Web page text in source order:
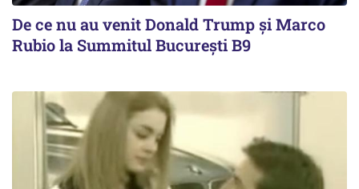
De ce nu au venit Donald Trump şi Marco
Rubio la Summitul Bucureşti B9